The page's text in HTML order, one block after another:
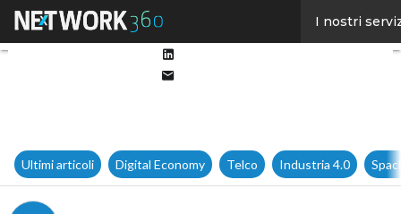
I nostri
Ultimi articoli Digital Economy Telco Industria 4.0